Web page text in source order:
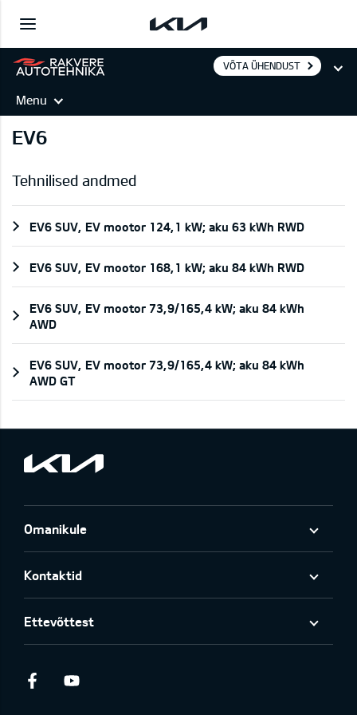
VÕTA ÜHENDUST
Menu
EV6
Tehnilised andmed
EV6 SUV, EV mootor 124,1 kW; aku 63 kWh RWD
EV6 SUV, EV mootor 168,1 kW; aku 84 kWh RWD
EV6 SUV, EV mootor 73,9/165,4 kW; aku 84 kWh
AWD
EV6 SUV, EV mootor 73,9/165,4 kW; aku 84 kWh
AWD GT
Omanikule
Kontaktid
Ettevõttest
Facebook